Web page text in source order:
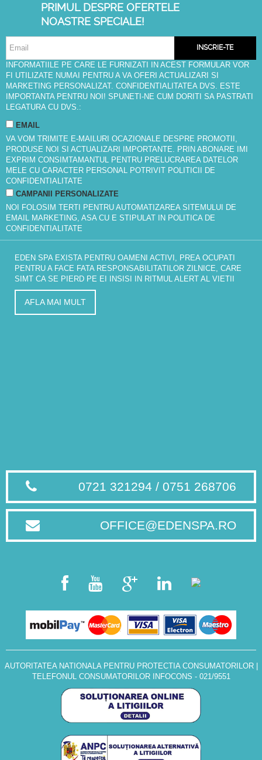
PRIMUL DESPRE OFERTELE
NOASTRE SPECIALE!
INSCRIE-TE
INFORMATIILE PE CARE LE FURNIZATI IN ACEST FORMULAR VOR
FI UTILIZATE NUMAI PENTRU A VA OFERI ACTUALIZARI SI
MARKETING PERSONALIZAT. CONFIDENTIALITATEA DVS. ESTE
IMPORTANTA PENTRU NOI! SPUNETI-NE CUM DORITI SA PASTRATI
LEGATURA CU DVS.:
EMAIL
VA VOM TRIMITE E-MAILURI OCAZIONALE DESPRE PROMOTII,
PRODUSE NOI SI ACTUALIZARI IMPORTANTE. PRIN ABONARE IMI
EXPRIM CONSIMTAMANTUL PENTRU PRELUCRAREA DATELOR
MELE CU CARACTER PERSONAL POTRIVIT POLITICII DE
CONFIDENTIALITATE
CAMPANII PERSONALIZATE
NOI FOLOSIM TERTI PENTRU AUTOMATIZAREA SITEMULUI DE
EMAIL MARKETING, ASA CU E STIPULAT IN POLITICA DE
CONFIDENTIALITATE
EDEN SPA EXISTA PENTRU OAMENI ACTIVI, PREA OCUPATI
PENTRU A FACE FATA RESPONSABILITATILOR ZILNICE, CARE
SIMT CA SE PIERD PE EI INSISI IN RITMUL ALERT AL VIETII
AFLA MAI MULT
0721 321294 / 0751 268706
OFFICE@EDENSPA.RO
AUTORITATEA NATIONALA PENTRU PROTECTIA CONSUMATORILOR|
TELEFONUL CONSUMATORILOR INFOCONS - 021/9551